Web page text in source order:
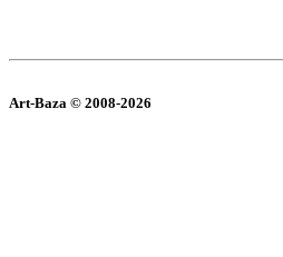
Art-Baza © 2008-2026